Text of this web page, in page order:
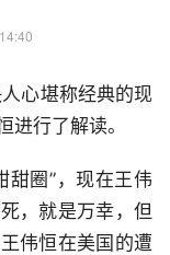
心堪称经典的现
进行了解读。
甜圈”，现在王伟
，就是万幸，但
伟恒在美国的遭